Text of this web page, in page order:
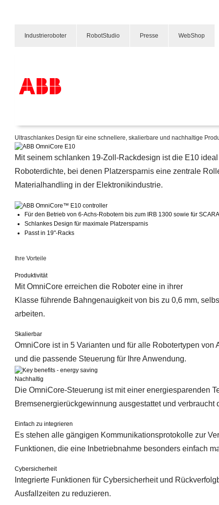
Industrieroboter RobotStudio Presse WebShop
Service
Über uns
Vertriebspartner finden
Kontakt
OmniCore™ E10
Ultraschlankes Design für eine schnellere, skalierbare und nachhaltige
Mit seinem schlanken 19-Zoll-Rackdesign ist die E10
Roboterdichte, bei denen Platzersparnis eine zentrale
Materialhandling in der Elektronikindustrie.
Für den Betrieb von 6-Achs-Robotern bis zum IRB 1300 sowie für SCARA
Schlankes Design für maximale Platzersparnis
Passt in 19"-Racks
Ihre Vorteile
Produktivität
Mit OmniCore erreichen die Roboter eine in ihrer
Klasse führende Bahngenauigkeit von bis zu 0,6 mm,
arbeiten.
Skalierbar
OmniCore ist in 5 Varianten und für alle Robotertypen
und die passende Steuerung für Ihre Anwendung.
Nachhaltig
Die OmniCore-Steuerung ist mit einer energiesparenden
Bremsenergierückgewinnung ausgestattet und
Einfach zu integrieren
Es stehen alle gängigen Kommunikationsprotokolle zur
Funktionen, die eine Inbetriebnahme besonders einfach
Cybersicherheit
Integrierte Funktionen für Cybersicherheit und
Ausfallzeiten zu reduzieren.